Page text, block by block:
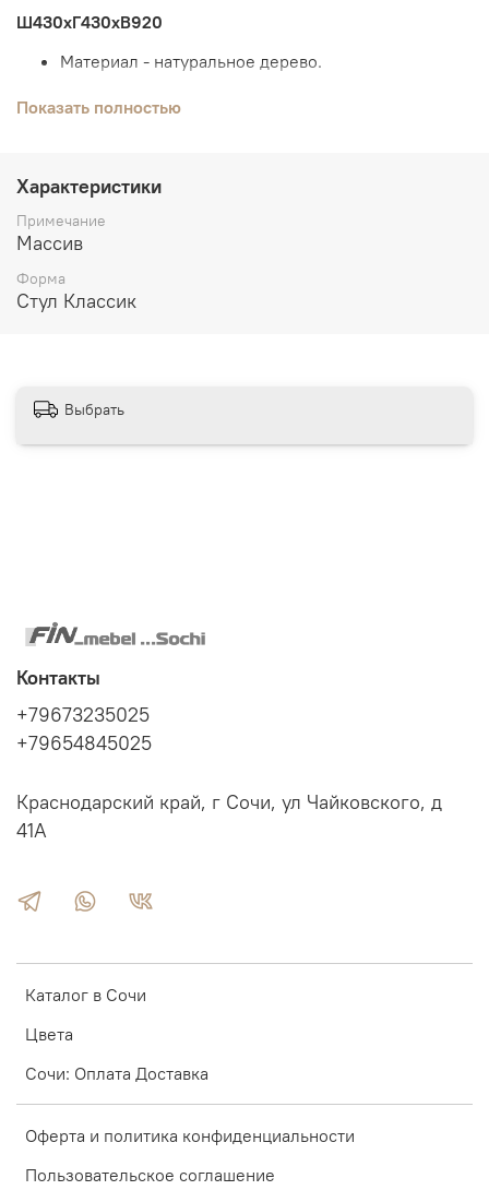
Ш430хГ430хВ920
Материал - натуральное дерево.
Возможны комбинированные цвета.
Показать полностью
Характеристики
Примечание
Массив
Форма
Стул Классик
Выбрать
Каталог в Сочи
Цвета
Сочи: Оплата Доставка
Оферта и политика конфиденциальности
Пользовательское соглашение
Контакты
+79673235025
+79654845025
Краснодарский край, г Сочи, ул Чайковского, д
41А